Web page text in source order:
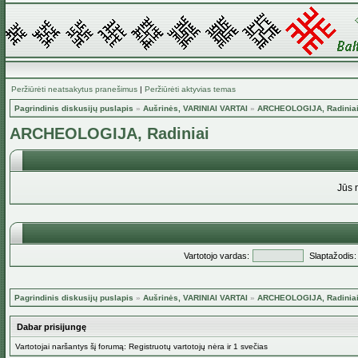
Peržiūrėti neatsakytus pranešimus | Peržiūrėti aktyvias temas
Pagrindinis diskusijų puslapis » Aušrinės, VARINIAI VARTAI » ARCHEOLOGIJA, Radiniai
ARCHEOLOGIJA, Radiniai
Jūs
Vartotojo vardas: Slaptažodis:
Pagrindinis diskusijų puslapis » Aušrinės, VARINIAI VARTAI » ARCHEOLOGIJA, Radiniai
Dabar prisijungę
Vartotojai naršantys šį forumą: Registruotų vartotojų nėra ir 1 svečias